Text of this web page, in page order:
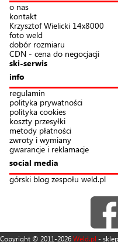
o nas
kontakt
Krzysztof Wielicki 14x8000
foto weld
dobór rozmiaru
CDN - cena do negocjacji
ski-serwis
info
regulamin
polityka prywatności
polityka cookies
koszty przesyłki
metody płatności
zwroty i wymiany
gwarancje i reklamacje
social media
górski blog zespołu weld.pl
Copyright © 2011-2026 Weld.pl -